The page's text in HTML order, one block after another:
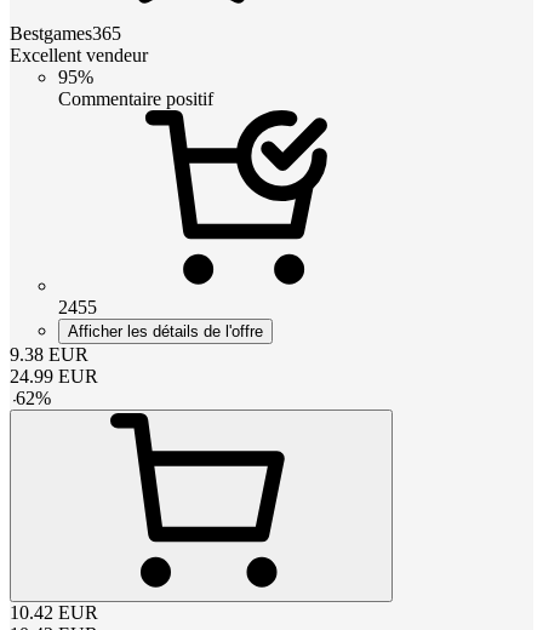
Bestgames365
Excellent vendeur
95%
Commentaire positif
2455
Afficher les détails de l'offre
9.38 EUR
24.99 EUR
-62%
10.42 EUR